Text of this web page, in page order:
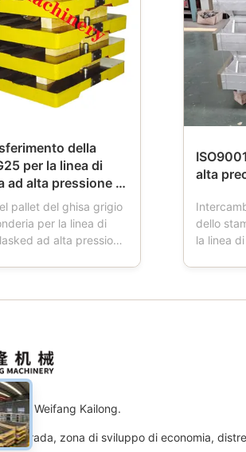
della
per la linea di
ad alta pressione di
pallet del ghisa grigio
per la linea di
ad alta pressione
alta
dello
la linea
srl di Weifang Kailong.
strada, zona di sviluppo di economia,